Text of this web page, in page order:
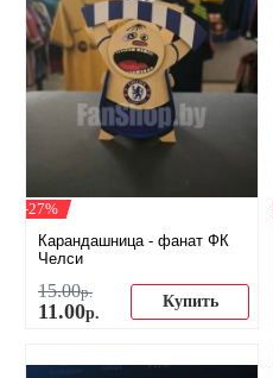
-27%
Карандашница - фанат ФК
Челси
15.00р.
11.00р.
Купить